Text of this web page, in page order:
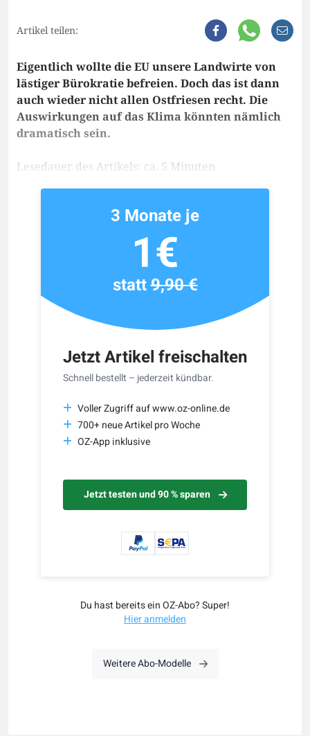
Artikel teilen:
Eigentlich wollte die EU unsere Landwirte von
lästiger Bürokratie befreien. Doch das ist dann
auch wieder nicht allen Ostfriesen recht. Die
Auswirkungen auf das Klima könnten nämlich
dramatisch sein.
Lesedauer des Artikels: ca. 5 Minuten
Jetzt Artikel freischalten
Schnell bestellt – jederzeit kündbar.
Voller Zugriff auf www.oz-online.de
700+ neue Artikel pro Woche
OZ-App inklusive
Jetzt testen und 90 % sparen
3 Monate je
1€
statt9,90 €
Du hast bereits ein OZ-Abo? Super!
Hier anmelden
Weitere Abo-Modelle